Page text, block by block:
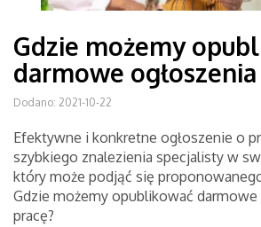
Gdzie możemy
darmowe
Dodano: 2021-10-22
Efektywne i konkretne ogłoszenie o
szybkiego znalezienia specjalisty w
który może podjąć się
Gdzie możemy opublikować darmowe
pracę?